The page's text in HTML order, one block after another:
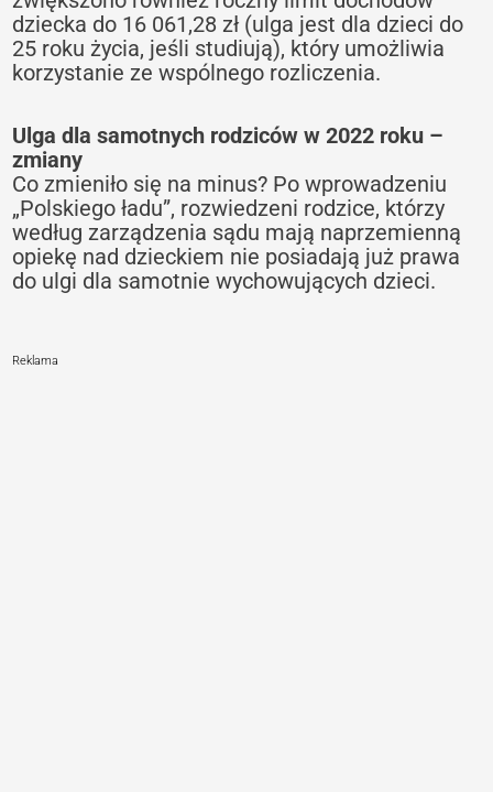
dziecka do 16 061,28 zł (ulga jest dla dzieci do
25 roku życia, jeśli studiują), który umożliwia
korzystanie ze wspólnego rozliczenia.
Ulga dla samotnych rodziców w 2022 roku –
zmiany
Co zmieniło się na minus? Po wprowadzeniu
„Polskiego ładu”, rozwiedzeni rodzice, którzy
według zarządzenia sądu mają naprzemienną
opiekę nad dzieckiem nie posiadają już prawa
do ulgi dla samotnie wychowujących dzieci.
Reklama